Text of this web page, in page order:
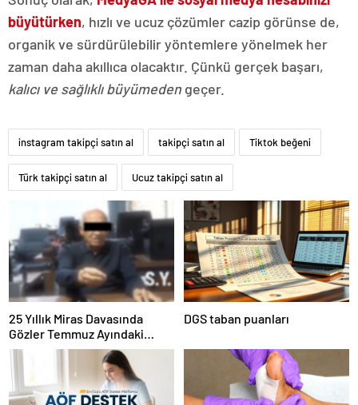
büyütürken, hızlı ve ucuz çözümler cazip görünse de,
organik ve sürdürülebilir yöntemlere yönelmek her
zaman daha akıllıca olacaktır. Çünkü gerçek başarı,
kalıcı ve sağlıklı büyümeden geçer.
instagram takipçi satın al takipçi satın al Tiktok beğeni
Türk takipçi satın al Ucuz takipçi satın al
25 Yıllık Miras Davasında
Gözler Temmuz Ayındaki
Karar Duruşmasına Çevrildi
DGS taban puanları